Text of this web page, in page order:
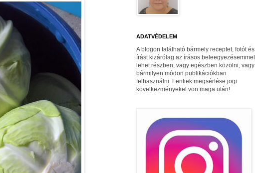
ADATVÉDELEM
A blogon található bármely receptet, fotót és
írást kizárólag az írásos beleegyezésemmel
lehet részben, vagy egészben közölni, vagy
bármilyen módon publikációkban
felhasználni. Fentiek megsértése jogi
következményeket von maga után!